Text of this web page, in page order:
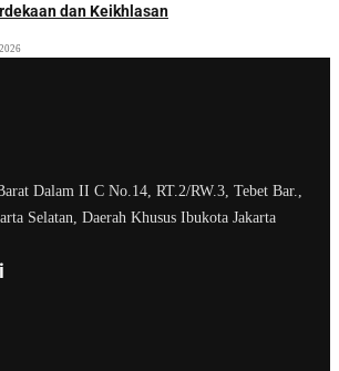
dan Keikhlasan
Dalam II C No.14, RT.2/RW.3, Tebet Bar.,
Selatan, Daerah Khusus Ibukota Jakarta